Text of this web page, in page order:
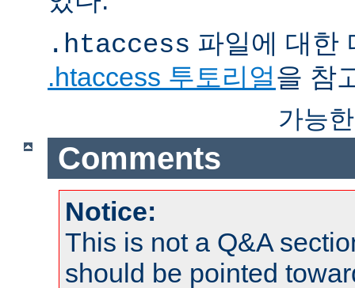
.htaccess 파일에 대한
.htaccess 투토리얼을 참
가능
Comments
Notice:
This is not a Q&A
should be pointed